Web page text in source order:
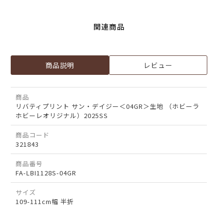
関連商品
商品説明 レビュー
商品
リバティプリント サン・デイジー＜04GR＞生地 （ホビーラ
ホビーレオリジナル）2025SS
商品コード
321843
商品番号
FA-LBI1128S-04GR
サイズ
109-111cm幅 半折